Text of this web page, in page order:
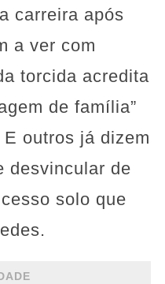
carreira após
a ver com
torcida acredita
de família”
outros já dizem
desvincular de
solo que